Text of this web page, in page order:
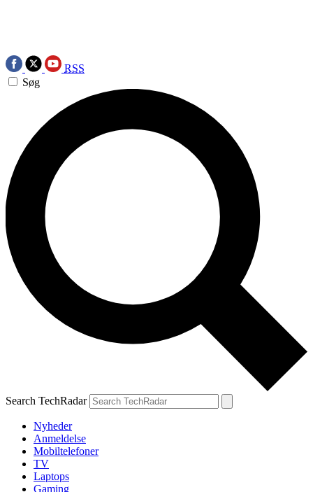
RSS
Søg
Search TechRadar
Nyheder
Anmeldelse
Mobiltelefoner
TV
Laptops
Gaming